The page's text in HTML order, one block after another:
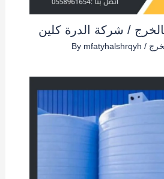
/ شركة الدرة كلين
/ By
mfatyhalshrqyh